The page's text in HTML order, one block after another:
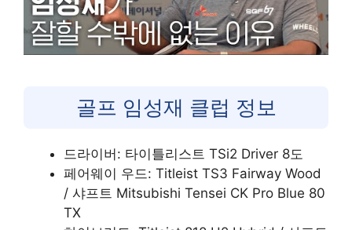
골프 임성재 클럽 정보
드라이버: 타이틀리스트 TSi2 Driver 8도
페어웨이 우드: Titleist TS3 Fairway Wood
/ 샤프트 Mitsubishi Tensei CK Pro Blue 80
TX